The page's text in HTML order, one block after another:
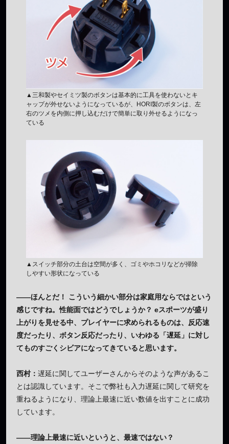
▲三和製やセイミツ製のボタンは基本的に工具を使わないとキ
ャップが外せないようになっているが、HORI製のボタンは、左
右のツメを内側に押し込むだけで簡単に取り外せるようになっ
ている
▲スイッチ部分の土台は空間が多く、ゴミやホコリなどが掃除
しやすい形状になっている
——ほんとだ！ こういう細かい部分は家庭用ならではという
感じですね。性能面ではどうでしょうか？ eスポーツが盛り
上がりを見せる中、プレイヤーに求められるものは、反応速
度だったり、ボタン反応だったり、いわゆる「遅延」に対し
てものすごくシビアになってきていると思います。
西村： 遅延に関してユーザーさんからそのような声があるこ
とは認識しています。そこで弊社も入力遅延に関して研究を
重ねるようになり、理論上最速に近い数値を出すことに成功
しています。
——理論上最速に近いというと、最速ではない？